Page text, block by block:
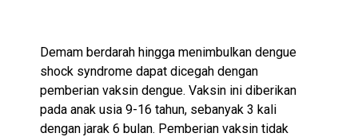
Demam berdarah hingga menimbulkan dengue
shock syndrome dapat dicegah dengan
pemberian vaksin dengue. Vaksin ini diberikan
pada anak usia 9-16 tahun, sebanyak 3 kali
dengan jarak 6 bulan. Pemberian vaksin tidak